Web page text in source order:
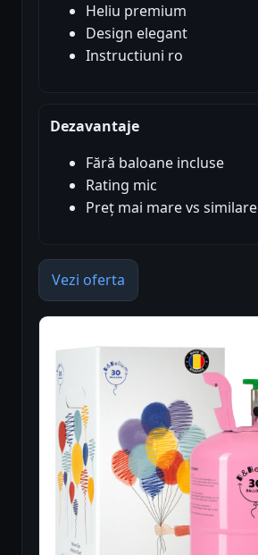
Heliu premium
Design elegant
Instructiuni ro
Dezavantaje
Fără baloane incluse
Rating mic
Preț mai mare vs similare
Vezi oferta